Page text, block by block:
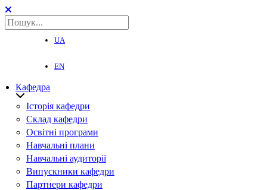
UA
EN
Кафедра
Історія кафедри
Склад кафедри
Освітні програми
Навчальні плани
Навчальні аудиторії
Випускники кафедри
Партнери кафедри